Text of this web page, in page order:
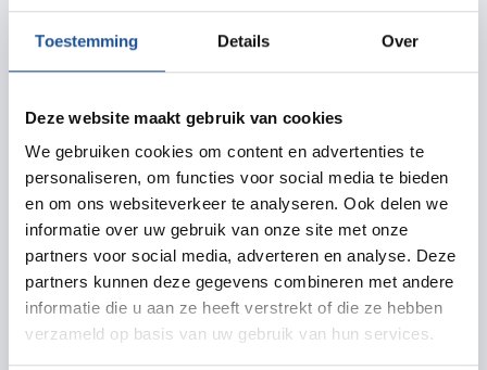
Toestemming Details Over
Deze website maakt gebruik van cookies
We gebruiken cookies om content en advertenties te
personaliseren, om functies voor social media te bieden
en om ons websiteverkeer te analyseren. Ook delen we
informatie over uw gebruik van onze site met onze
partners voor social media, adverteren en analyse. Deze
partners kunnen deze gegevens combineren met andere
informatie die u aan ze heeft verstrekt of die ze hebben
verzameld op basis van uw gebruik van hun services.